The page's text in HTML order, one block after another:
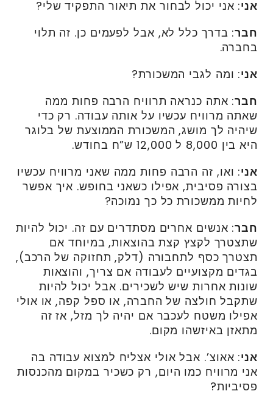
אני: אני יכול לבחור את תיאור התפקיד שלי?
חבר: בדרך כלל לא, אבל לפעמים כן. זה תלוי
בחברה.
אני: ומה לגבי המשכורת?
חבר: אתה כנראה תרוויח הרבה פחות ממה
שאתה מרוויח עכשיו על אותה עבודה. רק כדי
שיהיה לך מושג, המשכורת הממוצעת של בלוגר
היא בין 8,000 ל 12,000 ש”ח בחודש.
אני: ואו, זה הרבה פחות ממה שאני מרוויח עכשיו
בצורה פסיבית, אפילו כשאני בחופש. איך אפשר
לחיות ממשכורת כל כך נמוכה?
חבר: אנשים אחרים מסתדרים עם זה. יכול להיות
שתצטרך לקצץ קצת בהוצאות, במיוחד אם
תצטרך כסף לתחבורה (דלק, תחזוקה של הרכב),
בגדים מקצועיים לעבודה אם צריך, והוצאות
שונות אחרות שיש לשכירים. אבל יכול להיות
שתקבל חולצה של החברה, או ספל קפה, או אולי
אפילו משטח לעכבר אם יהיה לך מזל, אז זה
מתאזן באיזשהו מקום.
אני: אאוצ’. אבל אולי אצליח למצוא עבודה בה
אני מרוויח כמו היום, רק כשכיר במקום מהכנסות
פסיביות?